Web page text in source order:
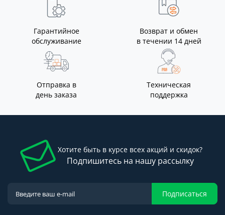
Гарантийное
обслуживание
Возврат и обмен
в течении 14 дней
Отправка в
день заказа
Техническая
поддержка
Хотите быть в курсе всех акций и скидок?
Подпишитесь на нашу рассылку
Подписаться